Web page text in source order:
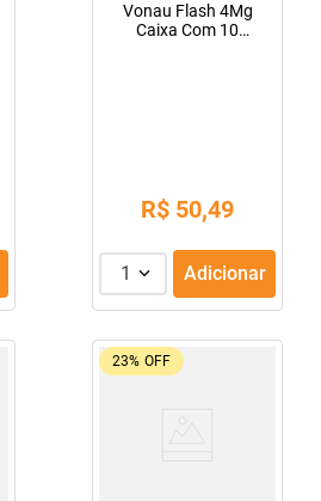
Vonau Flash 4Mg
Caixa Com 10
R$ 50,49
1 Adicionar
23% OFF